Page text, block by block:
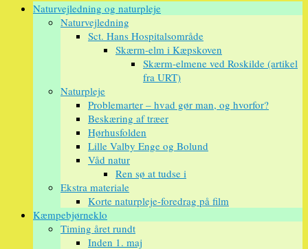
VidereNaturvejledning og naturpleje
Naturvejledning
Sct. Hans Hospitalsområde
Skærm-elm i Kæpskoven
Skærm-elmene ved Roskilde (artikel
fra URT)
Naturpleje
Problemarter – hvad gør man, og hvorfor?
Beskæring af træer
Hørhusfolden
Lille Valby Enge og Bolund
Våd natur
Ren sø at tudse i
Ekstra materiale
Korte naturpleje-foredrag på film
Kæmpebjørneklo
Timing året rundt
Inden 1. maj